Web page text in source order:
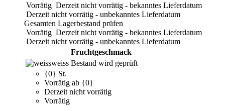
Vorrätig Derzeit nicht vorrätig - bekanntes Lieferdatum
Derzeit nicht vorrätig - unbekanntes Lieferdatum
Gesamten Lagerbestand prüfen
Vorrätig Derzeit nicht vorrätig - bekanntes Lieferdatum
Derzeit nicht vorrätig - unbekanntes Lieferdatum
Fruchtgeschmack
weiss Bestand wird geprüft
{0} St.
Vorrätig ab {0}
Derzeit nicht vorrätig
Vorrätig